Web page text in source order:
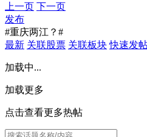
上一页 下一页
发布
#重庆两江？#
最新 关联股票 关联板块 快速发
加载中...
加载更多
点击查看更多热帖